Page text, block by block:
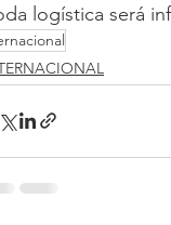
logística será